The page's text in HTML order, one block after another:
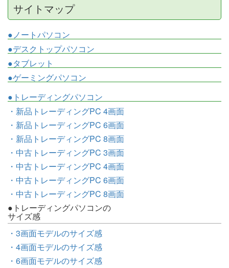
サイトマップ
●ノートパソコン
●デスクトップパソコン
●タブレット
●ゲーミングパソコン
●トレーディングパソコン
・新品トレーディングPC 4画面
・新品トレーディングPC 6画面
・新品トレーディングPC 8画面
・中古トレーディングPC 3画面
・中古トレーディングPC 4画面
・中古トレーディングPC 6画面
・中古トレーディングPC 8画面
●トレーディングパソコンの
サイズ感
・3画面モデルのサイズ感
・4画面モデルのサイズ感
・6画面モデルのサイズ感